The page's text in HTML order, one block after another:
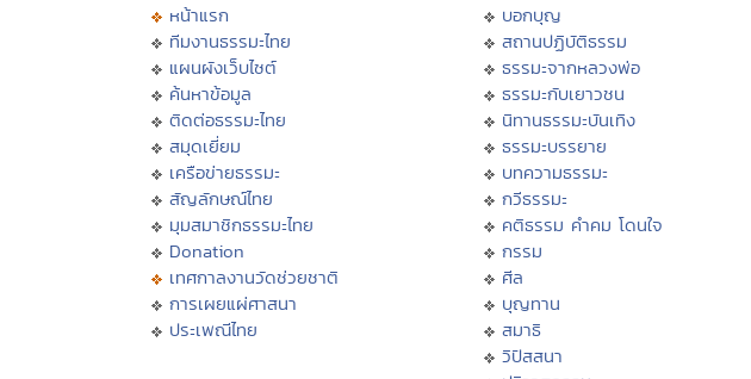
หน้าแรก
ทีมงานธรรมะไทย
แผนผังเว็บไซต์
ค้นหาข้อมูล
ติดต่อธรรมะไทย
สมุดเยี่ยม
เครือข่ายธรรมะ
สัญลักษณ์ไทย
มุมสมาชิกธรรมะไทย
Donation
เทศกาลงานวัดช่วยชาติ
การเผยแผ่ศาสนา
ประเพณีไทย
บอกบุญ
สถานปฏิบัติธรรม
ธรรมะจากหลวงพ่อ
ธรรมะกับเยาวชน
นิทานธรรมะบันเทิง
ธรรมะบรรยาย
บทความธรรมะ
กวีธรรมะ
คติธรรม คำคม โดนใจ
กรรม
ศีล
บุญทาน
สมาธิ
วิปัสสนา